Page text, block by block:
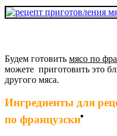
Будем готовить мясо по
можете приготовить это
другого мяса.
Ингредиенты для
по французски